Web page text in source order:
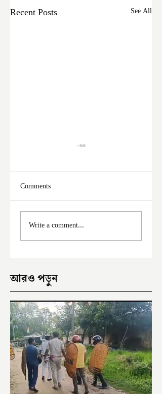
Recent Posts See All
ইংরেজবাজারে
Comments
Write a comment...
আরও পড়ুন